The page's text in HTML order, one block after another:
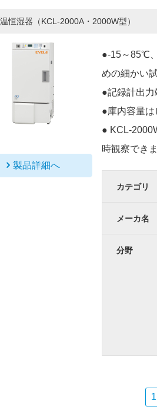
恒湿器（KCL-2000A・2000W型）
製品詳細へ
●-15～85℃
めの細かい
●記録計出力
●庫内容量は
● KCL-
時観察でき
カテゴリ
メーカ名
分野
1